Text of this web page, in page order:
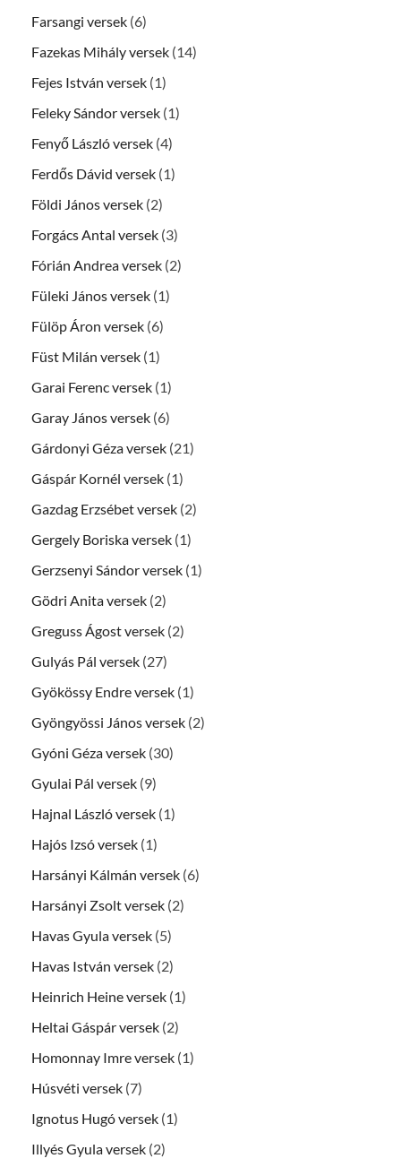
Farsangi versek (6)
Fazekas Mihály versek (14)
Fejes István versek (1)
Feleky Sándor versek (1)
Fenyő László versek (4)
Ferdős Dávid versek (1)
Földi János versek (2)
Forgács Antal versek (3)
Fórián Andrea versek (2)
Füleki János versek (1)
Fülöp Áron versek (6)
Füst Milán versek (1)
Garai Ferenc versek (1)
Garay János versek (6)
Gárdonyi Géza versek (21)
Gáspár Kornél versek (1)
Gazdag Erzsébet versek (2)
Gergely Boriska versek (1)
Gerzsenyi Sándor versek (1)
Gödri Anita versek (2)
Greguss Ágost versek (2)
Gulyás Pál versek (27)
Gyökössy Endre versek (1)
Gyöngyössi János versek (2)
Gyóni Géza versek (30)
Gyulai Pál versek (9)
Hajnal László versek (1)
Hajós Izsó versek (1)
Harsányi Kálmán versek (6)
Harsányi Zsolt versek (2)
Havas Gyula versek (5)
Havas István versek (2)
Heinrich Heine versek (1)
Heltai Gáspár versek (2)
Homonnay Imre versek (1)
Húsvéti versek (7)
Ignotus Hugó versek (1)
Illyés Gyula versek (2)